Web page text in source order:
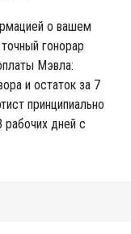
о вашем
гонорар
Мэвла:
и остаток за 7
принципиально
рабочих дней с